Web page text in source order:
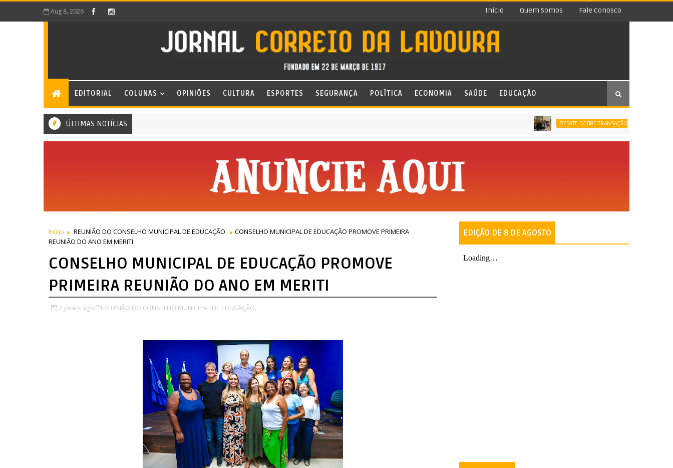
Aug 8, 2026 Início Quem Somos Fale Conosco
EDITORIAL COLUNAS OPINIÕES CULTURA ESPORTES SEGURANÇA POLÍTICA ECONOMIA SAÚDE EDUCAÇÃO
ÚLTIMAS NOTÍCIAS DEBATE SOBRE TRANSAÇÃO TRIBUTÁRIA
Início REUNIÃO DO CONSELHO MUNICIPAL DE EDUCAÇÃO
CONSELHO MUNICIPAL DE EDUCAÇÃO PROMOVE PRIMEIRA
REUNIÃO DO ANO EM MERITI
CONSELHO MUNICIPAL DE EDUCAÇÃO PROMOVE
PRIMEIRA REUNIÃO DO ANO EM MERITI
2 years ago REUNIÃO DO CONSELHO MUNICIPAL DE EDUCAÇÃO,
EDIÇÃO DE 8 DE AGOSTO